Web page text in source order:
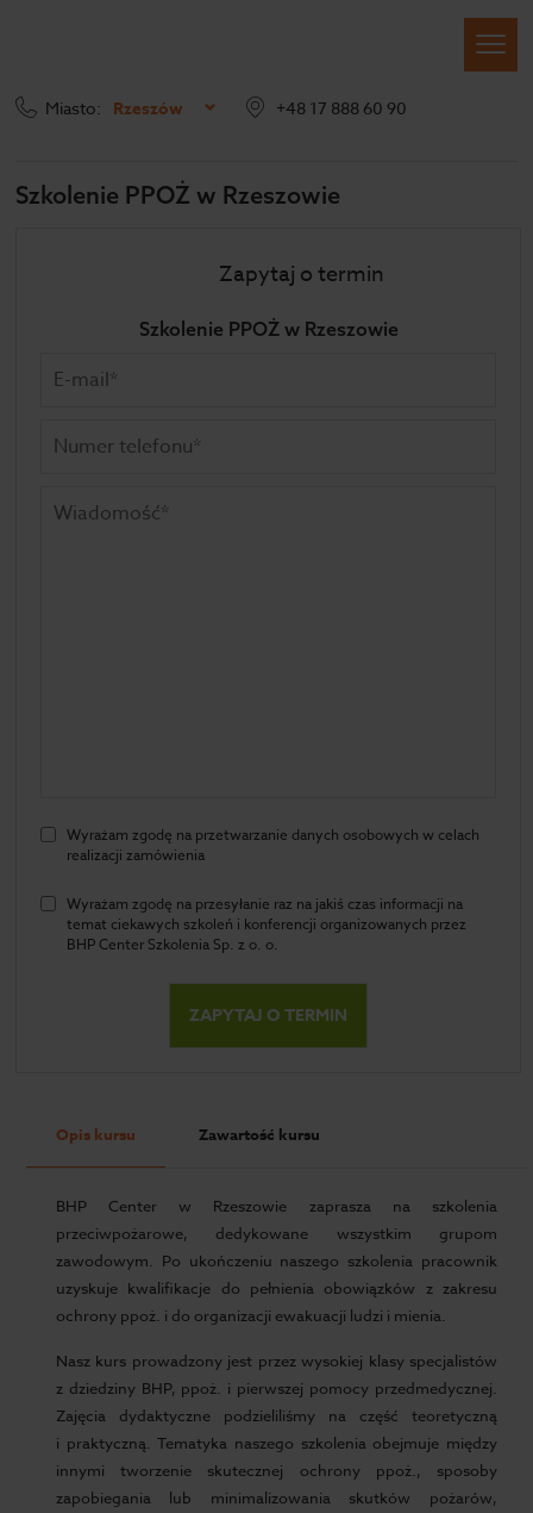
Miasto: Rzeszów +48 17 888 60 90
Szkolenie PPOŻ w Rzeszowie
Opis kursu Zawartość kursu
BHP Center w Rzeszowie zaprasza na szkolenia
przeciwpożarowe, dedykowane wszystkim grupom
zawodowym. Po ukończeniu naszego szkolenia pracownik
uzyskuje kwalifikacje do pełnienia obowiązków z zakresu
ochrony ppoż. i do organizacji ewakuacji ludzi i mienia.
Nasz kurs prowadzony jest przez wysokiej klasy specjalistów
z dziedziny BHP, ppoż. i pierwszej pomocy przedmedycznej.
Zajęcia dydaktyczne podzieliliśmy na część teoretyczną
i praktyczną. Tematyka naszego szkolenia obejmuje między
innymi tworzenie skutecznej ochrony ppoż., sposoby
zapobiegania lub minimalizowania skutków pożarów,
Zapytaj o termin
Szkolenie PPOŻ w Rzeszowie
Wyrażam zgodę na przetwarzanie danych osobowych w celach
realizacji zamówienia
Wyrażam zgodę na przesyłanie raz na jakiś czas informacji na
temat ciekawych szkoleń i konferencji organizowanych przez
BHP Center Szkolenia Sp. z o. o.